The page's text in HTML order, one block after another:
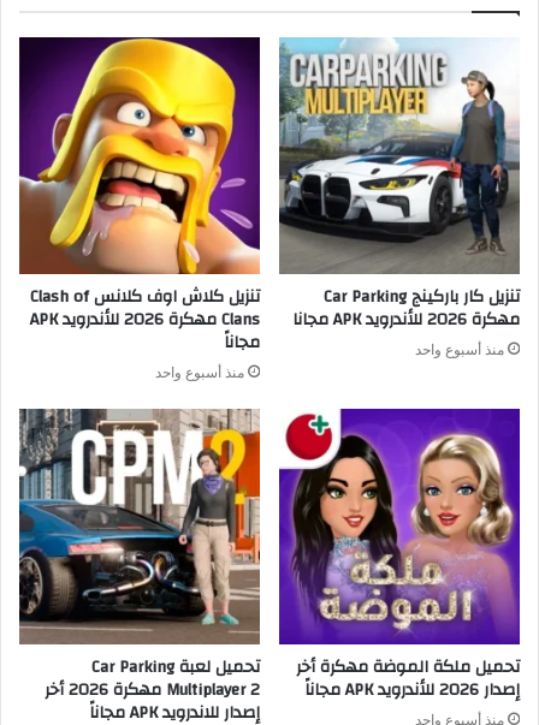
تنزيل كار باركينج Car Parking
مهكرة 2026 للأندرويد APK مجانا
منذ أسبوع واحد
تنزيل كلاش اوف كلانس Clash of
Clans مهكرة 2026 للأندرويد APK
مجاناً
منذ أسبوع واحد
تحميل ملكة الموضة مهكرة أخر
إصدار 2026 للأندرويد APK مجاناً
منذ أسبوع واحد
تحميل لعبة Car Parking
Multiplayer 2 مهكرة 2026 أخر
إصدار للاندرويد APK مجاناً